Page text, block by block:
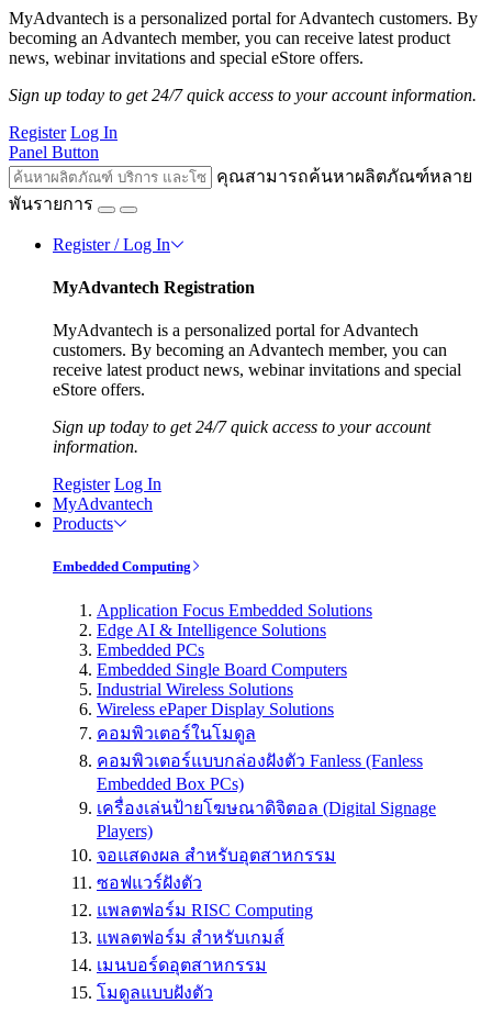
MyAdvantech is a personalized portal for Advantech customers. By
becoming an Advantech member, you can receive latest product
news, webinar invitations and special eStore offers.
Sign up today to get 24/7 quick access to your account information.
Register Log In
Panel Button
คุณสามารถค้นหาผลิตภัณฑ์หลาย
พันรายการ
Register / Log In
MyAdvantech Registration
MyAdvantech is a personalized portal for Advantech
customers. By becoming an Advantech member, you can
receive latest product news, webinar invitations and special
eStore offers.
Sign up today to get 24/7 quick access to your account
information.
Register Log In
MyAdvantech
Products
Embedded Computing
Application Focus Embedded Solutions
Edge AI & Intelligence Solutions
Embedded PCs
Embedded Single Board Computers
Industrial Wireless Solutions
Wireless ePaper Display Solutions
คอมพิวเตอร์ในโมดูล
คอมพิวเตอร์แบบกล่องฝังตัว Fanless (Fanless
Embedded Box PCs)
เครื่องเล่นป้ายโฆษณาดิจิตอล (Digital Signage
Players)
จอแสดงผล สำหรับอุตสาหกรรม
ซอฟแวร์ฝังตัว
แพลตฟอร์ม RISC Computing
แพลตฟอร์ม สำหรับเกมส์
เมนบอร์ดอุตสาหกรรม
โมดูลแบบฝังตัว